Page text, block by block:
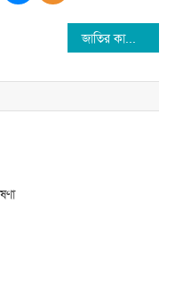
জাতির কাছে নিঃশর্ত ক্ষমা চাইলেন জামায়াতের আমির